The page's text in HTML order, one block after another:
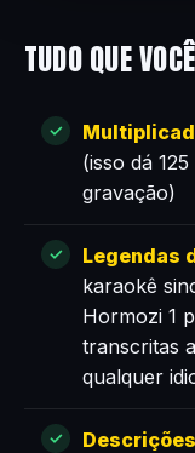
TUDO QUE
(isso dá
gravação)
Legendas
karaokê
Hormozi 1
transcritas
qualquer